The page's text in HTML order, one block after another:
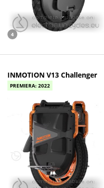
4
INMOTION V13 Challenger
PREMIERA: 2022